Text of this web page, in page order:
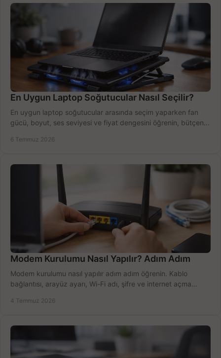
En Uygun Laptop Soğutucular Nasıl Seçilir?
En uygun laptop soğutucular arasında seçim yaparken fan
gücü, boyut, ses seviyesi ve fiyat dengesini öğrenin, bütçenizi
6 Temmuz 2026
Modem Kurulumu Nasıl Yapılır? Adım Adım
Modem kurulumu nasıl yapılır adım adım öğrenin. Kablo
bağlantısı, arayüz ayarı, Wi-Fi adı, şifre ve internet açma
4 Temmuz 2026